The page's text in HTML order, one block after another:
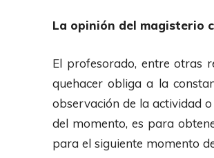
La opinión del magisterio
El profesorado, entre otras
quehacer obliga a la
observación de la actividad
del momento, es para
para el siguiente momento